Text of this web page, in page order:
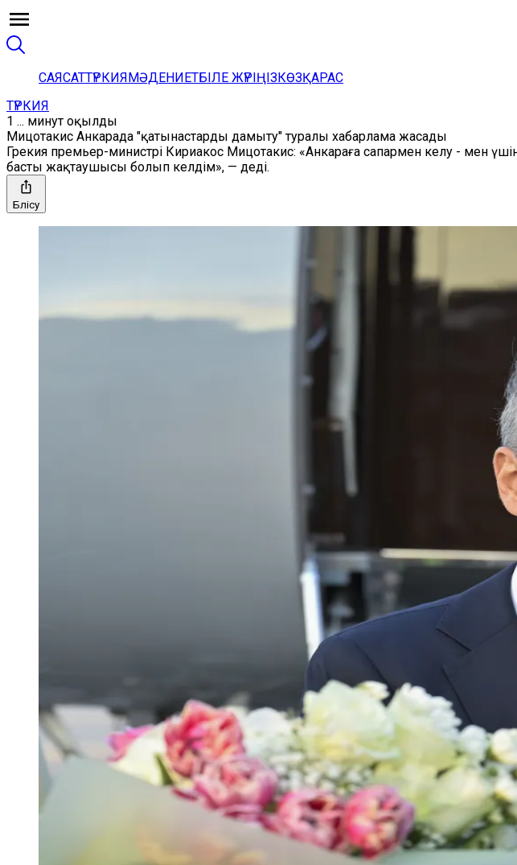
САЯСАТТҮРКИЯМӘДЕНИЕТБІЛЕ ЖҮРІҢІЗКӨЗҚАРАС
ТҮРКИЯ
1 ... минут оқылды
Мицотакис Анкарада "қатынастарды дамыту" туралы хабарлама жасады
Грекия премьер-министрі Кириакос Мицотакис: «Анкараға сапармен келу - мен
басты жақтаушысы болып келдім», — деді.
Бөлісу